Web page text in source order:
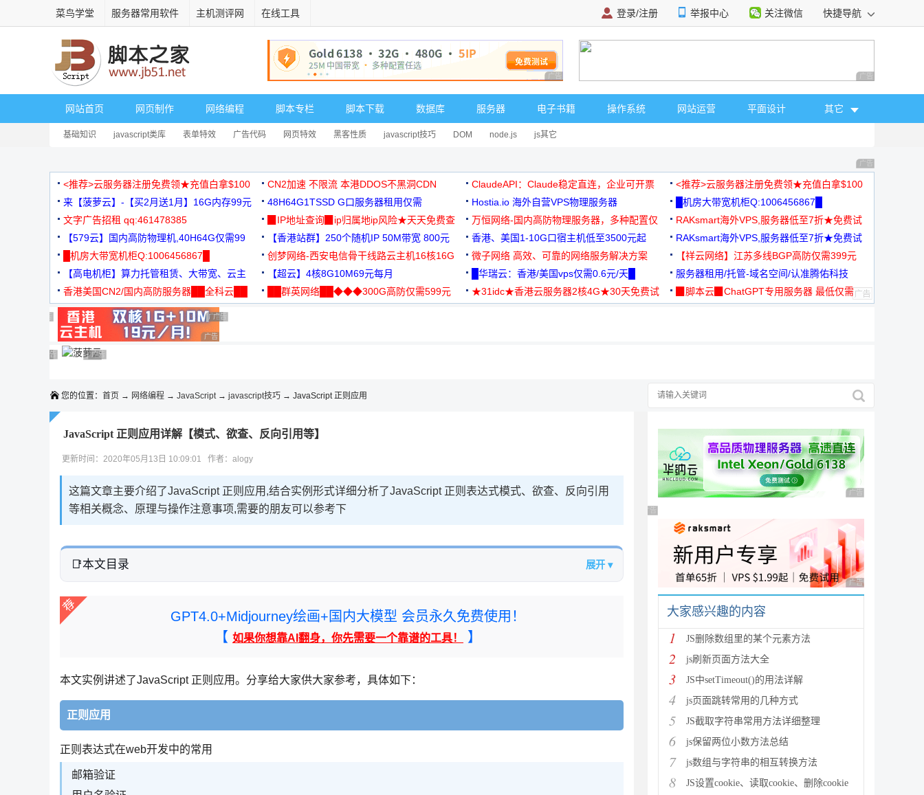
菜鸟学堂 服务器常用软件 主机测评网 在线工具 登录/注册 举报中心 关注微信 快捷导航
广告 商业广告，理性选择 广告 商业广告，理
网站首页 网页制作 网络编程 脚本专栏 脚本下载 数据库 服务器 电子书籍 操作系统 网站运营 平面设计 其它
基础知识 javascript类库 表单特效 广告代码 网页特效 黑客性质 javascript技巧 DOM node.js js其它
广告 商业广告，理
<推荐>云服务器注册免费领★充值白拿$100 CN2加速 不限流 本港DDOS不黑洞CDN ClaudeAPI：Claude稳定直连，企业可开票
<推荐>云服务器注册免费领★充值白拿$100
来【菠萝云】-【买2月送1月】16G内存99元
48H64G1TSSD G口服务器租用仅需
3000+可免费测试
Hostia.io 海外自营VPS物理服务器
█机房大带宽机柜Q:1006456867█
文字广告招租 qq:461478385
▉IP地址查询▉ip归属地ip风险★天天免费查
万恒网络-国内高防物理服务器，多种配置仅
99元/月起
RAKsmart海外VPS,服务器低至7折★免费试
用★
【579云】国内高防物理机,40H64G仅需99
元
【香港站群】250个随机IP 50M带宽 800元 香港、美国1-10G口宿主机低至3500元起
RAKsmart海外VPS,服务器低至7折★免费试
用★
█机房大带宽机柜Q:1006456867█
创梦网络-西安电信骨干线路云主机16核16G
88元/月
微子网络 高效、可靠的网络服务解决方案
【祥云网络】江苏多线BGP高防仅需399元
【高电机柜】算力托管租赁、大带宽、云主
机
【超云】4核8G10M69元每月 █华瑞云：香港/美国vps仅需0.6元/天█
服务器租用/托管-域名空间/认准腾佑科技
香港美国CN2/国内高防服务器██全科云██
██群英网络██◆◆◆300G高防仅需599元
★31idc★香港云服务器2核4G★30天免费试
▉脚本云▉ChatGPT专用服务器 最低仅需
广告 商业广告，理性选择
广告 商业广告，理性选择
广告 商业广告，理性选择
广告 商业广告，理性选择
广告 商业广告，理性选择
广告 商业广告，理性选择
广告 商业广告，理性选择
广告 商业广告，理性选择广告 商业广告，理性选择
广告 商业广告，理性选择
您的位置： 首页 → 网络编程 → JavaScript→ javascript技巧 → JavaScript 正则应用
JavaScript 正则应用详解【模式、欲查、反向引用等】
更新时间：2020年05月13日 10:09:01 作者：alogy
这篇文章主要介绍了JavaScript 正则应用,结合实例形式详细分析了JavaScript 正则表达式模式、欲查、反向引用
等相关概念、原理与操作注意事项,需要的朋友可以参考下
本文目录 展开 ▾
GPT4.0+Midjourney绘画+国内大模型 会员永久免费使用！
【 如果你想靠AI翻身，你先需要一个靠谱的工具！ 】
本文实例讲述了JavaScript 正则应用。分享给大家供大家参考，具体如下：
正则应用
正则表达式在web开发中的常用
邮箱验证
广告 商业广告，理性
广告 商业广告，理性选择
广告 商业广告，理性
大家感兴趣的内容
1 JS删除数组里的某个元素方法
2 js刷新页面方法大全
3 JS中setTimeout()的用法详解
4 js页面跳转常用的几种方式
5 JS截取字符串常用方法详细整理
6 js保留两位小数方法总结
7 js数组与字符串的相互转换方法
8 JS设置cookie、读取cookie、删除cookie